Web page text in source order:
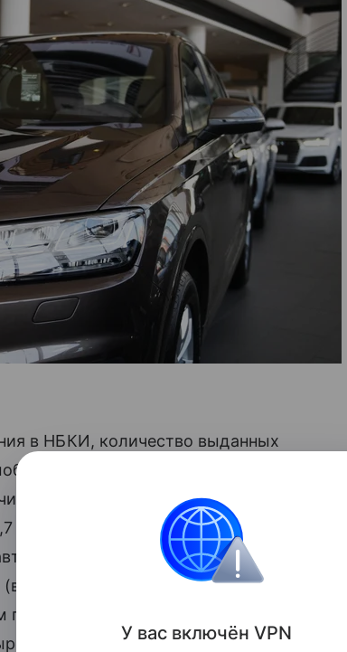
в НБКИ, количество выданных
с пробегом) в июле 2024 года
по сравнению с предыдущим
тыс. единиц). Немного выросли в июле
которые составили 224,7
июне 2024 года — 221,3 млрд руб.).
прошлого года число
на 44,1% (в июле 2023 года —
У вас включён VPN